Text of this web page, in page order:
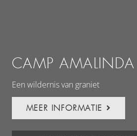
CAMP AMALINDA
Een wildernis van graniet
MEER INFORMATIE